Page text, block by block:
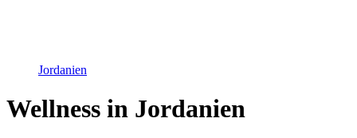
Jordanien
Wellness in Jordanien